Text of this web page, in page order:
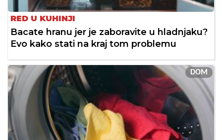
RED U KUHINJI
Bacate hranu jer je zaboravite u hladnjaku?
Evo kako stati na kraj tom problemu
DOM